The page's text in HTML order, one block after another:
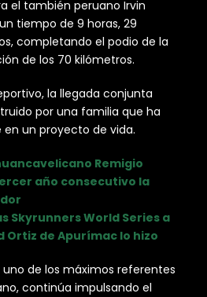
el también peruano Irvin
tiempo de 9 horas, 29
completando el podio de la
de los 70 kilómetros.
la llegada conjunta
por una familia que ha
un proyecto de vida.
Remigio
año consecutivo la
Skyrunners World Series a
Ortiz de Apurímac lo hizo
de los máximos referentes
continúa impulsando el